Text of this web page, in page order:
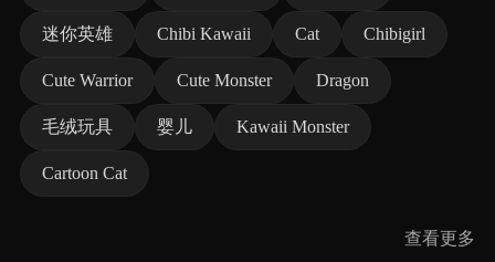
迷你英雄 Chibi Kawaii Cat Chibigirl
Cute Warrior Cute Monster Dragon
毛绒玩具 婴儿 Kawaii Monster
Cartoon Cat
查看更多